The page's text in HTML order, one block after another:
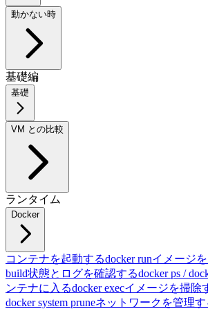
動かない時
基礎編
基礎
VM との比較
ランタイム
Docker
コンテナを起動するdocker runイメージ
build状態とログを確認するdocker ps /
ンテナに入るdocker execイメージを掃除
docker system pruneネットワークを管理す